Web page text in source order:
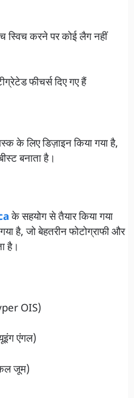
स्विच करने पर कोई लैग नहीं
फीचर्स दिए गए हैं
के लिए डिज़ाइन किया गया है,
बनाता है।
के सहयोग से तैयार किया गया
है, जो बेहतरीन फोटोग्राफी और
है।
OIS)
एंगल)
जूम)